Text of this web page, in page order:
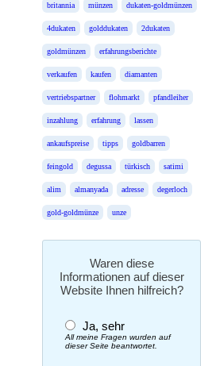
britannia münzen dukaten-goldmünzen
4dukaten golddukaten 2dukaten
goldmünzen erfahrungsberichte
verkaufen kaufen diamanten
vertriebspartner flohmarkt pfandleiher
inzahlung erfahrung lassen
ankaufspreise tipps goldbarren
feingold degussa türkisch satimi
alim almanyada adresse degerloch
gold-goldmünze unze
Waren diese
Informationen auf dieser
Website Ihnen hilfreich?
Ja, sehr
All meine Fragen wurden auf
dieser Seite beantwortet.